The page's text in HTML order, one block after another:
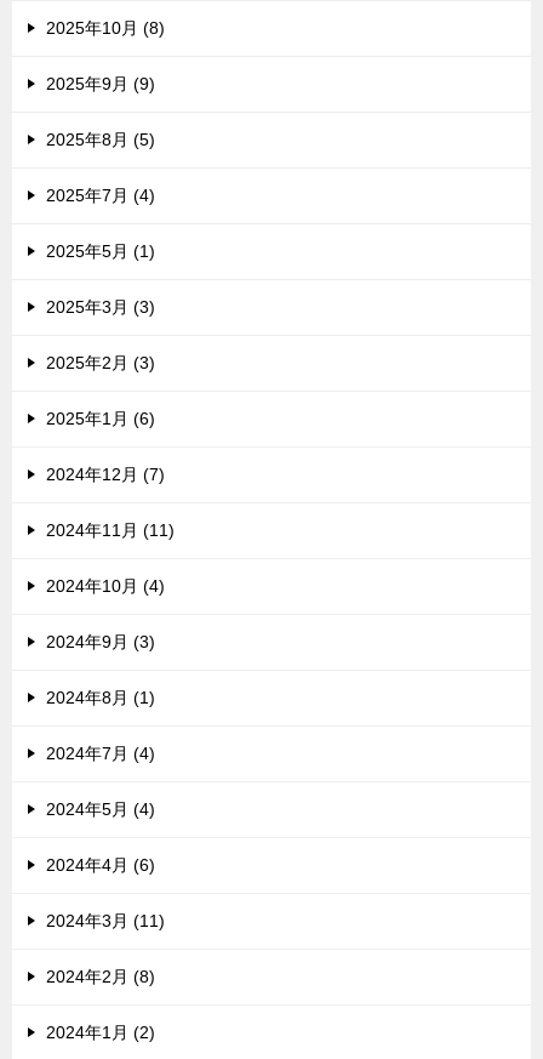
2025年10月 (8)
2025年9月 (9)
2025年8月 (5)
2025年7月 (4)
2025年5月 (1)
2025年3月 (3)
2025年2月 (3)
2025年1月 (6)
2024年12月 (7)
2024年11月 (11)
2024年10月 (4)
2024年9月 (3)
2024年8月 (1)
2024年7月 (4)
2024年5月 (4)
2024年4月 (6)
2024年3月 (11)
2024年2月 (8)
2024年1月 (2)